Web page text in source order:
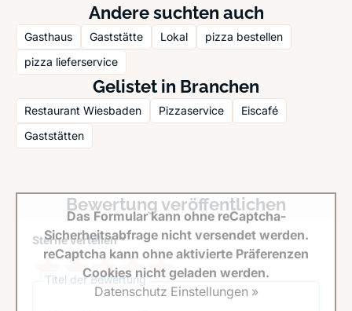
Andere suchten auch
Gasthaus Gaststätte Lokal
pizza bestellen
pizza lieferservice
Gelistet in Branchen
Restaurant Wiesbaden Pizzaservice
Eiscafé
Gaststätten
Bewertung veröffentlichen
Sterne verteilen *
Titel der Bewertung
Das Formular kann ohne reCaptcha-
Sicherheitsabfrage nicht versendet werden.
reCaptcha kann ohne aktivierte Präferenzen
Cookies nicht geladen werden.
Datenschutz Einstellungen »